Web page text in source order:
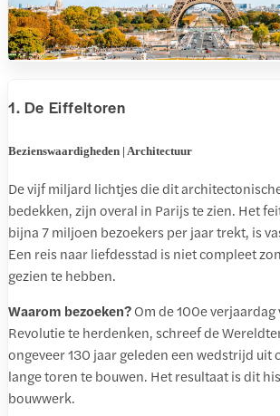
1. De Eiffeltoren
Bezienswaardigheden | Architectuur
De vijf miljard lichtjes die dit
bedekken, zijn overal in Parijs te zien. Het
bijna 7 miljoen bezoekers per jaar trekt, is
Een reis naar liefdesstad is niet compleet
gezien te hebben.
Waarom bezoeken?Om de 100e verjaardag
Revolutie te herdenken, schreef de
ongeveer 130 jaar geleden een wedstrijd uit
lange toren te bouwen. Het resultaat is dit
bouwwerk.